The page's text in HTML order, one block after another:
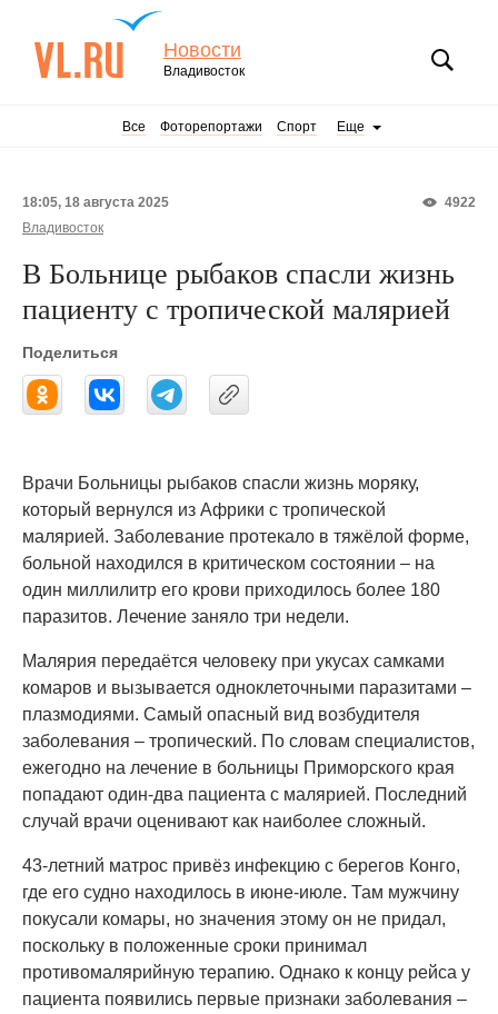
Новости
Владивосток
Все Фоторепортажи Спорт Еще
4922
18:05, 18 августа 2025
Владивосток
В Больнице рыбаков спасли жизнь
пациенту с тропической малярией
Поделиться
Врачи Больницы рыбаков спасли жизнь моряку,
который вернулся из Африки с тропической
малярией. Заболевание протекало в тяжёлой форме,
больной находился в критическом состоянии – на
один миллилитр его крови приходилось более 180
паразитов. Лечение заняло три недели.
Малярия передаётся человеку при укусах самками
комаров и вызывается одноклеточными паразитами –
плазмодиями. Самый опасный вид возбудителя
заболевания – тропический. По словам специалистов,
ежегодно на лечение в больницы Приморского края
попадают один-два пациента с малярией. Последний
случай врачи оценивают как наиболее сложный.
43-летний матрос привёз инфекцию с берегов Конго,
где его судно находилось в июне-июле. Там мужчину
покусали комары, но значения этому он не придал,
поскольку в положенные сроки принимал
противомалярийную терапию. Однако к концу рейса у
пациента появились первые признаки заболевания –